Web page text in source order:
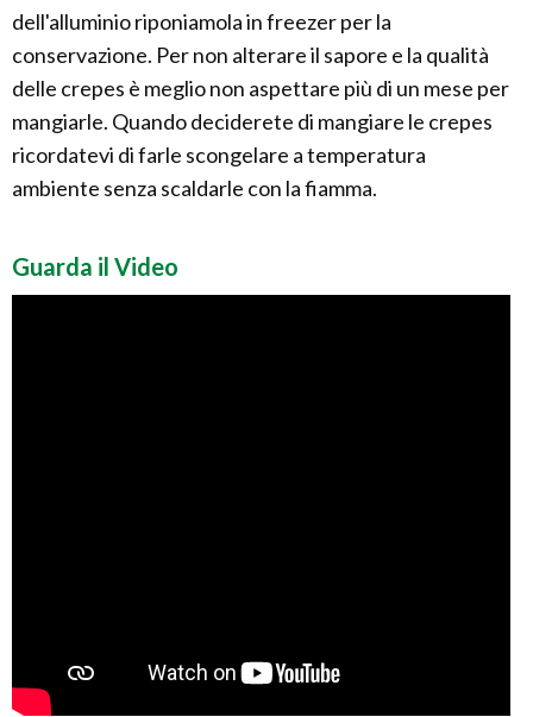
dell'alluminio riponiamola in freezer per la
conservazione. Per non alterare il sapore e la qualità
delle crepes è meglio non aspettare più di un mese per
mangiarle. Quando deciderete di mangiare le crepes
ricordatevi di farle scongelare a temperatura
ambiente senza scaldarle con la fiamma.
Guarda il Video